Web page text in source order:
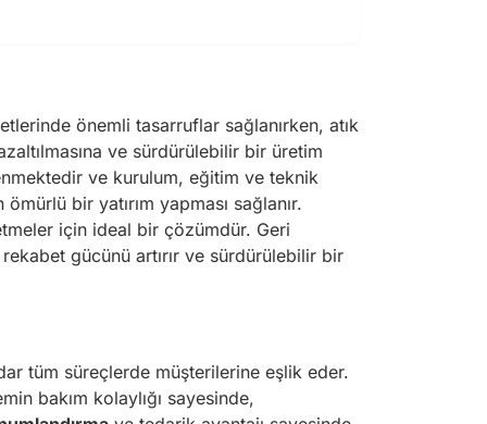
önemli tasarruflar sağlanırken, atık
ve sürdürülebilir bir üretim
ve kurulum, eğitim ve teknik
bir yatırım yapması sağlanır.
için ideal bir çözümdür. Geri
gücünü artırır ve sürdürülebilir bir
tüm süreçlerde müşterilerine eşlik eder.
bakım kolaylığı sayesinde,